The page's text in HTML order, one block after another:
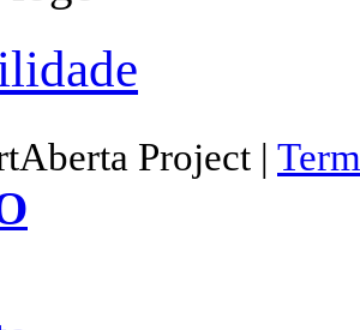
Project |